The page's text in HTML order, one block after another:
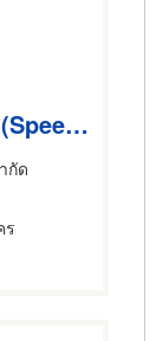
มอเตอร์ชนิดควบคุมความเร็ว (Speed Control Motors)
กัด
ร